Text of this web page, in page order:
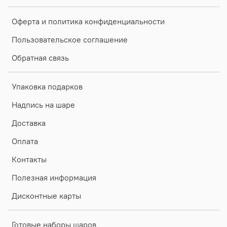
Оферта и политика конфиденциальности
Пользовательское соглашение
Обратная связь
Упаковка подарков
Надпись на шаре
Доставка
Оплата
Контакты
Полезная информация
Дисконтные карты
Готовые наборы шаров